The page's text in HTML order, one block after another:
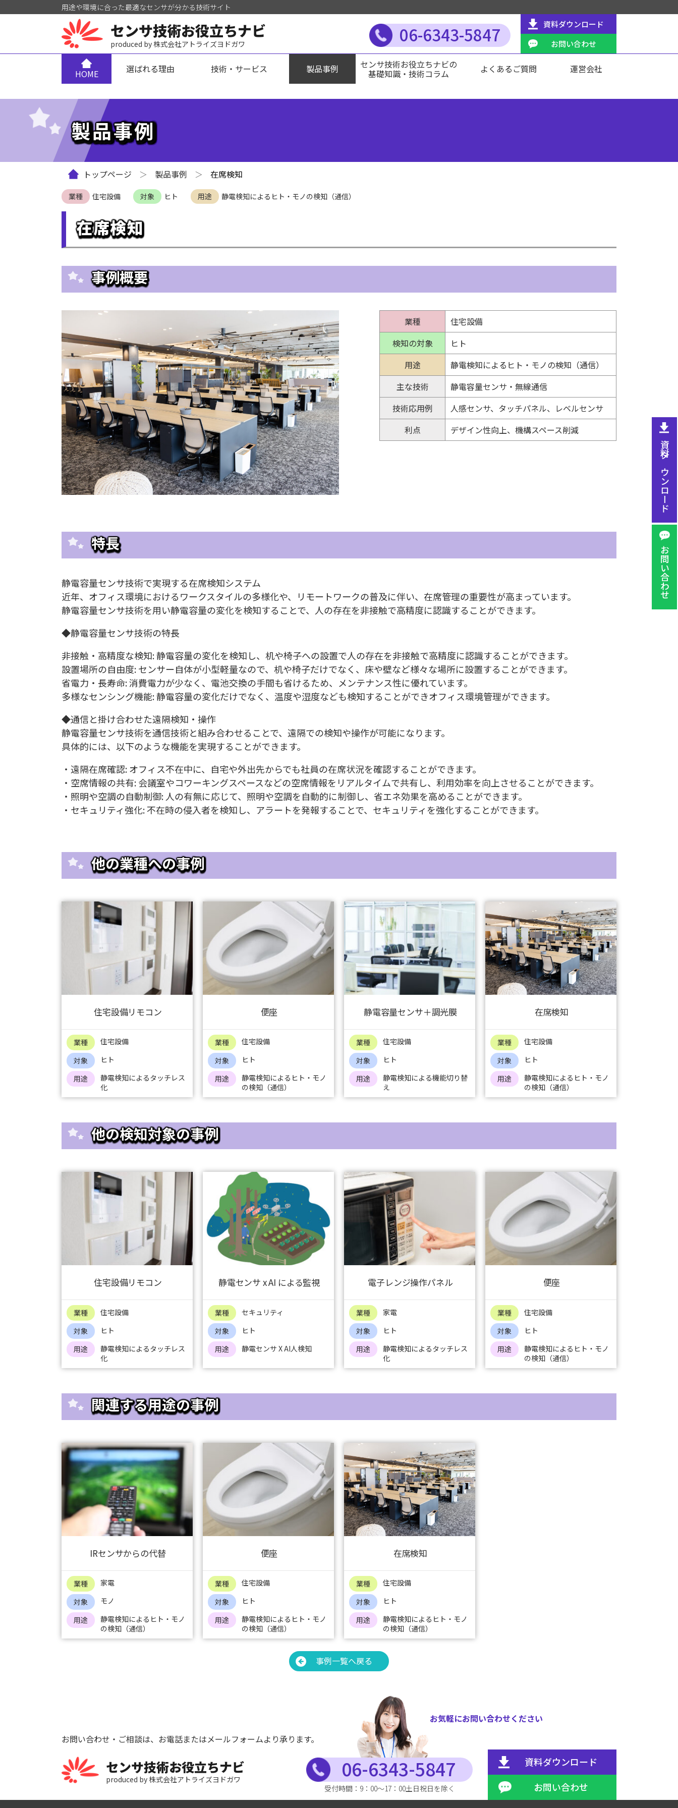
用途や環境に合った最適なセンサが分かる技術サイト
センサ技術お役立ちナビ
produced by 株式会社アトライズヨドガワ 06-6343-5847
資料ダウンロード
お問い合わせ
HOME 選ばれる理由 技術・サービス 製品事例 センサ技術お役立ちナビの
基礎知識・技術コラム よくあるご質問 運営会社
製品事例
トップページ 製品事例 在席検知
業種 住宅設備 対象 ヒト 用途 静電検知によるヒト・モノの検知（通信）
在席検知
事例概要
業種
住宅設備
検知の対象
ヒト
用途
静電検知によるヒト・モノの検知（通信）
主な技術
静電容量センサ・無線通信
技術応用例
人感センサ、タッチパネル、レベルセンサ
利点
デザイン性向上、機構スペース削減
特長
静電容量センサ技術で実現する在席検知システム
近年、オフィス環境におけるワークスタイルの多様化や、リモートワークの普及に伴い、在席管理の重要性が高まっています。
静電容量センサ技術を用い静電容量の変化を検知することで、人の存在を非接触で高精度に認識することができます。
◆静電容量センサ技術の特長
非接触・高精度な検知: 静電容量の変化を検知し、机や椅子への設置で人の存在を非接触で高精度に認識することができます。
設置場所の自由度: センサー自体が小型軽量なので、机や椅子だけでなく、床や壁など様々な場所に設置することができます。
省電力・長寿命: 消費電力が少なく、電池交換の手間も省けるため、メンテナンス性に優れています。
多様なセンシング機能: 静電容量の変化だけでなく、温度や湿度なども検知することができオフィス環境管理ができます。
◆通信と掛け合わせた遠隔検知・操作
静電容量センサ技術を通信技術と組み合わせることで、遠隔での検知や操作が可能になります。
具体的には、以下のような機能を実現することができます。
・遠隔在席確認: オフィス不在中に、自宅や外出先からでも社員の在席状況を確認することができます。
・空席情報の共有: 会議室やコワーキングスペースなどの空席情報をリアルタイムで共有し、利用効率を向上させることができます。
・照明や空調の自動制御: 人の有無に応じて、照明や空調を自動的に制御し、省エネ効果を高めることができます。
・セキュリティ強化: 不在時の侵入者を検知し、アラートを発報することで、セキュリティを強化することができます。
他の業種への事例
住宅設備リモコン
業種
住宅設備
対象
ヒト
用途
静電検知によるタッチレス
化
便座
業種
住宅設備
対象
ヒト
用途
静電検知によるヒト・モノ
の検知（通信）
静電容量センサ＋調光膜
業種
住宅設備
対象
ヒト
用途
静電検知による機能切り替
え
在席検知
業種
住宅設備
対象
ヒト
用途
静電検知によるヒト・モノ
の検知（通信）
他の検知対象の事例
住宅設備リモコン
業種
住宅設備
対象
ヒト
用途
静電検知によるタッチレス
化
静電センサ x AI による監視
業種
セキュリティ
対象
ヒト
用途
静電センサ X AI人検知
電子レンジ操作パネル
業種
家電
対象
ヒト
用途
静電検知によるタッチレス
化
便座
業種
住宅設備
対象
ヒト
用途
静電検知によるヒト・モノ
の検知（通信）
関連する用途の事例
IRセンサからの代替
業種
家電
対象
モノ
用途
静電検知によるヒト・モノ
の検知（通信）
便座
業種
住宅設備
対象
ヒト
用途
静電検知によるヒト・モノ
の検知（通信）
在席検知
業種
住宅設備
対象
ヒト
用途
静電検知によるヒト・モノ
の検知（通信）
事例一覧へ戻る
お問い合わせ・ご相談は、お電話またはメールフォームより承ります。
センサ技術お役立ちナビ
produced by 株式会社アトライズヨドガワ
お気軽にお問い合わせください
06-6343-5847
受付時間：9：00～17：00土日祝日を除く
資料ダウンロード
お問い合わせ
資料ダウンロード
お問い合わせ